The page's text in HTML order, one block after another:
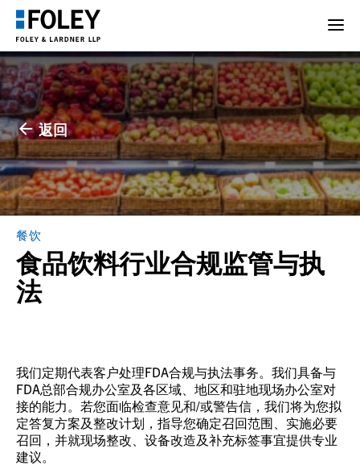
返回
餐饮
食品饮料行业合规监管与执
法
我们定期代表客户处理FDA合规与执法事务。我们具备与
FDA总部合规办公室及各区域、地区和驻地现场办公室对
接的能力。若您面临检查意见和/或警告信，我们将为您拟
定答复方案及整改计划，指导您确定召回范围、实施必要
召回，并就现场整改、设备改造及补充标签事宜提供专业
建议。